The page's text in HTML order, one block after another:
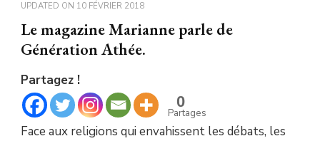
UPDATED ON 10 FÉVRIER 2018
Le magazine Marianne parle de
Génération Athée.
Partagez !
0
Partages
Face aux religions qui envahissent les débats, les